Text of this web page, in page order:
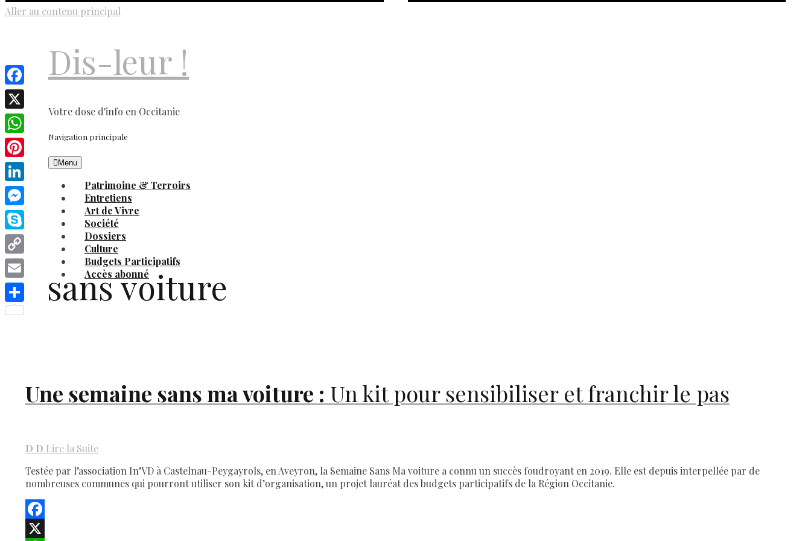
Aller au contenu principal
Dis-leur !
Votre dose d'info en Occitanie
Navigation principale
Menu
Patrimoine & Terroirs
Entretiens
Art de Vivre
Société
Dossiers
Culture
Budgets Participatifs
Accès abonné
sans voiture
Une semaine sans ma voiture : Un kit pour sensibiliser et franchir le pas
D D Lire la Suite
Testée par l’association In’VD à Castelnau-Peygayrols, en Aveyron, la Semaine Sans Ma voiture a connu un succès foudroyant en 2019. Elle est depuis interpellée par de
nombreuses communes qui pourront utiliser son kit d’organisation, un projet lauréat des budgets participatifs de la Région Occitanie.
Facebook
Facebook
X
WhatsApp
Pinterest
LinkedIn
Messenger
Skype
Copy
Link
Email
Share